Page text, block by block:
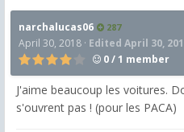
narchalucas06 287
April 30, 2018 · Edited April 30,
0 / 1 member
J'aime beaucoup les voitures.
s'ouvrent pas ! (pour les PACA)